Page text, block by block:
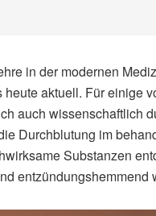
in der modernen
aktuell. Für einige
auch wissenschaftlich
Durchblutung im
Substanzen
entzündungshemmend